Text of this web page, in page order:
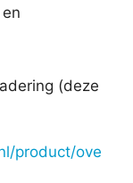
(deze
product/ove